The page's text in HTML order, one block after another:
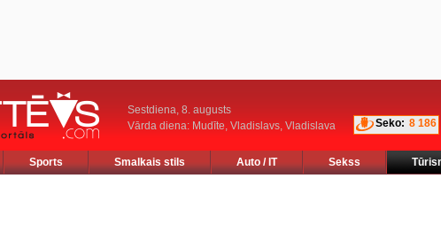
Sestdiena, 8. augusts
Vārda diena: Mudīte, Vladislavs, Vladislava
Seko: 8 186
Sports Smalkais stils Auto / IT Sekss